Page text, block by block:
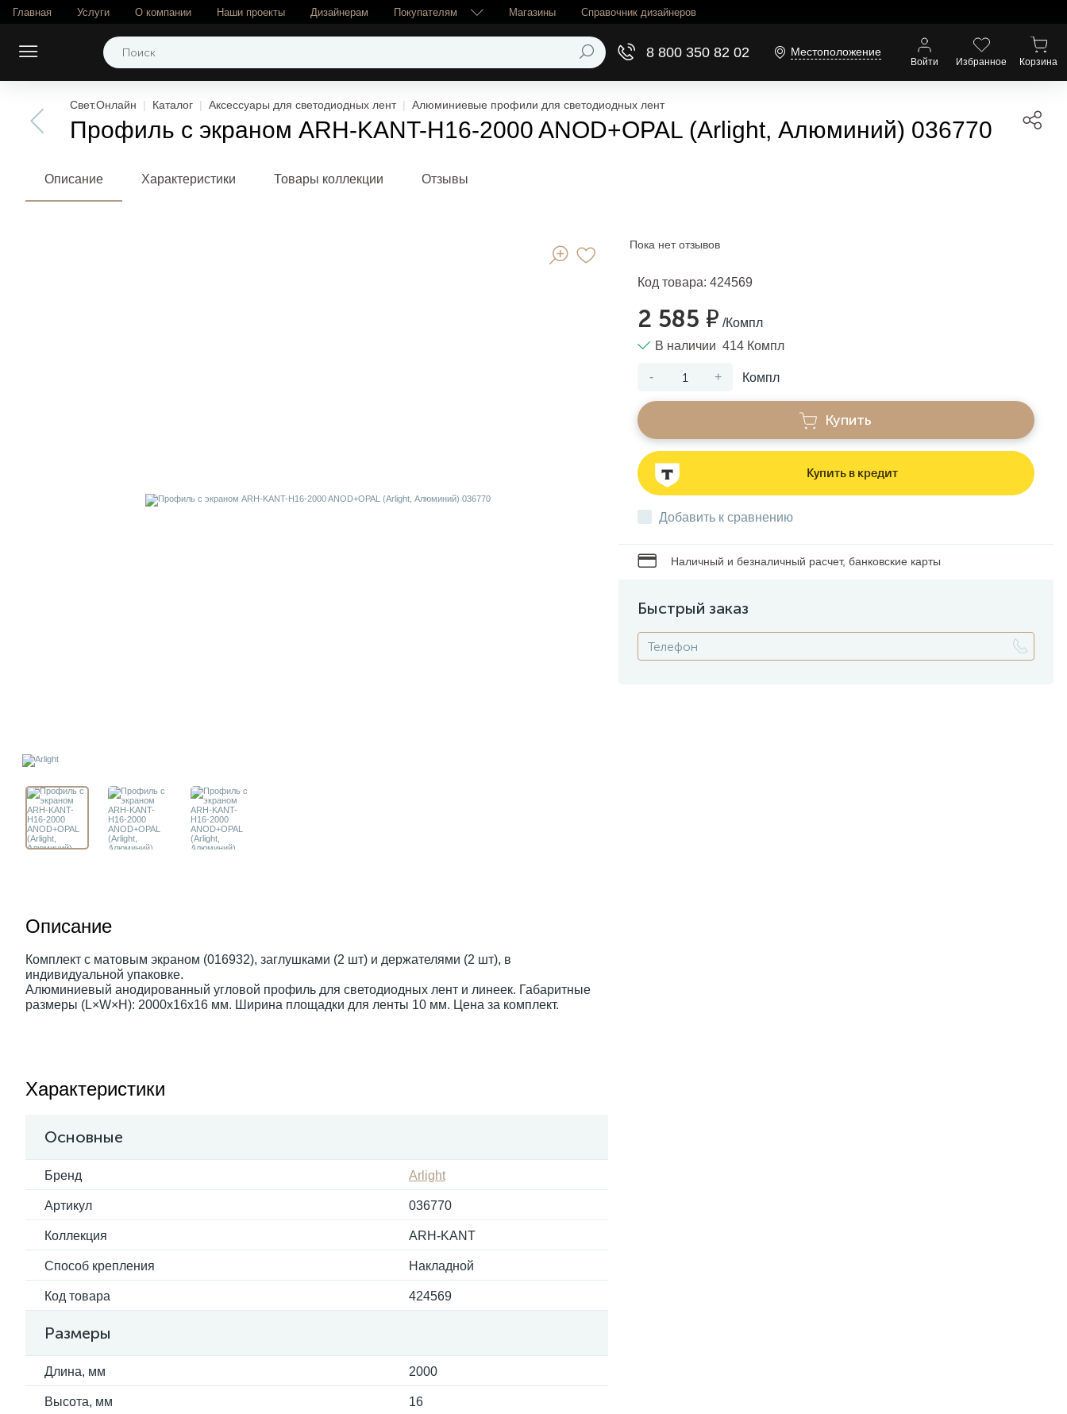
Главная Услуги О компании Наши проекты Дизайнерам Покупателям Магазины Справочник дизайнеров
Местоположение
8 800 350 82 02
Избранное Корзина
Войти
Свет.Онлайн Каталог Аксессуары для светодиодных лент Алюминиевые профили для светодиодных лент
Профиль с экраном ARH-KANT-H16-2000 ANOD+OPAL (Arlight, Алюминий) 036770
Описание Характеристики Товары коллекции Отзывы
Пока нет отзывов
Код товара: 424569
2 585 ₽ /Компл
В наличии 414 Компл
- + Компл
Купить
Купить в кредит
Добавить к сравнению
Наличный и безналичный расчет, банковские карты
Быстрый заказ
Описание
Комплект с матовым экраном (016932), заглушками (2 шт) и держателями (2 шт), в
индивидуальной упаковке.
Алюминиевый анодированный угловой профиль для светодиодных лент и линеек. Габаритные
размеры (L×W×H): 2000x16x16 мм. Ширина площадки для ленты 10 мм. Цена за комплект.
Характеристики
Основные
Бренд Arlight
Артикул 036770
Коллекция ARH-KANT
Способ крепления Накладной
Код товара 424569
Размеры
Длина, мм 2000
Высота, мм 16